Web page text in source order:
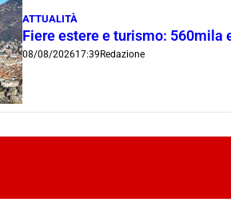
ATTUALITÀ
Fiere estere e turismo: 560mila
08/08/202617:39Redazione